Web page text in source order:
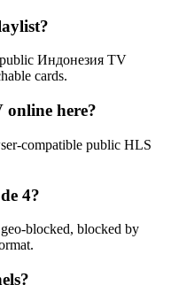
Индонезия TV
cards.
here?
compatible public HLS
4?
blocked, blocked by